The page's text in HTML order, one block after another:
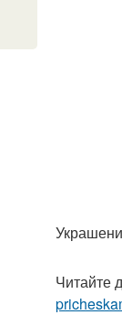
Читайте